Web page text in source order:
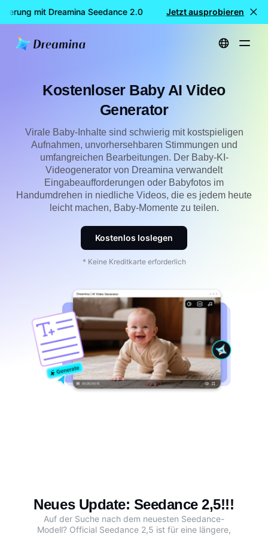
mit Dreamina Seedance 2.0 KOSTENLOSE
Jetzt ausprobieren
Startseite erstellen Kostenloser Baby AI Video Generator
Kostenloser Baby AI Video
Generator
Virale Baby-Inhalte sind schwierig mit kostspieligen
Aufnahmen, unvorhersehbaren Stimmungen und
umfangreichen Bearbeitungen. Der Baby-KI-
Videogenerator von Dreamina verwandelt
Eingabeaufforderungen oder Babyfotos im
Handumdrehen in niedliche Videos, die es jedem heute
leicht machen, Baby-Momente zu teilen.
Kostenlos loslegen
* Keine Kreditkarte erforderlich
Neues Update: Seedance 2,5!!!
Auf der Suche nach dem neuesten Seedance-
Modell? Official Seedance 2,5 ist für eine längere,